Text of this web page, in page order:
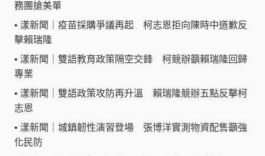
務團搶美單
• 漾新聞｜疫苗採購爭議再起 柯志恩拒向陳時中道歉反
擊賴瑞隆
• 漾新聞｜雙語教育政策隔空交鋒 柯競辦籲賴瑞隆回歸
專業
• 漾新聞｜雙語政策攻防再升溫 賴瑞隆競辦五點反擊柯
志恩
• 漾新聞｜城鎮韌性演習登場 張博洋實測物資配售籲強
化民防